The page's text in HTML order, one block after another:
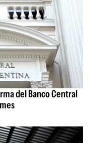
del Banco Central